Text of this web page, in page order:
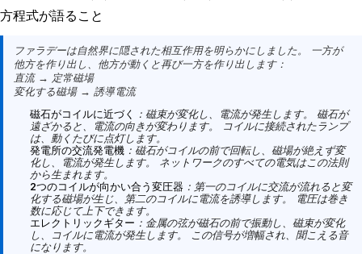
方程式が語ること
ファラデーは自然界に隠された相互作用を明らかにしました。 一方が
他方を作り出し、他方が動くと再び一方を作り出します：
直流 → 定常磁場
変化する磁場 → 誘導電流
磁石がコイルに近づく
：磁束が変化し、電流が発生します。 磁石が
遠ざかると、電流の向きが変わります。 コイルに接続されたランプ
は、動くたびに点灯します。
発電所の交流発電機：磁石がコイルの前で回転し、磁場が絶えず変
化し、電流が発生します。 ネットワークのすべての電気はこの法則
から生まれます。
2つのコイルが向かい合う変圧器：第一のコイルに交流が流れると変
化する磁場が生じ、第二のコイルに電流を誘導します。 電圧は巻き
数に応じて上下できます。
エレクトリックギター ：金属の弦が磁石の前で振動し、磁束が変化
し、コイルに電流が発生します。 この信号が増幅され、聞こえる音
になります。